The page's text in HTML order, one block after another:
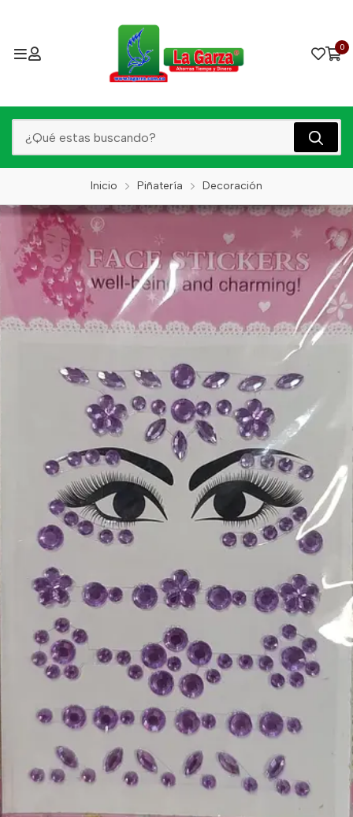
0
Inicio Piñatería Decoración